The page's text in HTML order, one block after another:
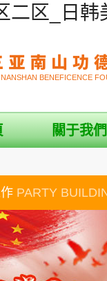
二区_日
NANSHAN BENEFICENCE
關于我們
PARTY